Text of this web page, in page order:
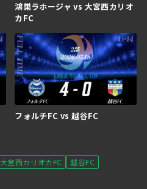
鴻巣ラホージャ vs 大宮西カリオ
カFC
フォルチFC vs 越谷FC
大宮西カリオカFC 越谷FC